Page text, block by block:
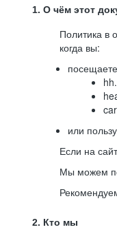
1. О чём этот
Политика в
когда вы:
или
Если на
Мы можем
2. Кто мы